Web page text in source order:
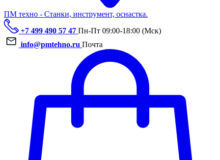
ПМ техно - Станки, инструмент, оснастка.
+7 499 490 57 47 Пн-Пт 09:00-18:00 (Мск)
info@pmtehno.ru Почта